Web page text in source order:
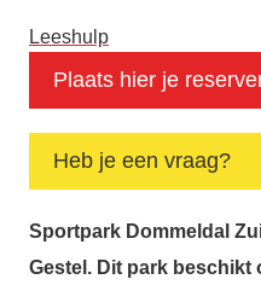
Leeshulp
Plaats hier je
Heb je een vraag?
Sportpark Dommeldal
Gestel. Dit park beschikt